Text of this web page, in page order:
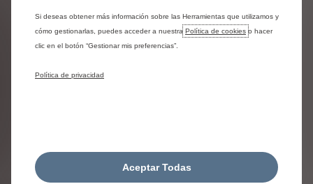
La movilidad eléctrica cambia de paradigma hacia propuestas
asequibles y confortables que no renuncian a la tecnología
ë-C3 ofrece, por, un alto nivel de polivalencia, más de 300
Con el Nuevo Citroën ë-C3 Aircross, llega al segmento SUV
Si deseas obtener más información sobre las Herramientas que utilizamos y
cómo gestionarlas, puedes acceder a nuestra Política de cookies o hacer
clic en el botón “Gestionar mis preferencias”.
Política de privacidad
Aceptar Todas